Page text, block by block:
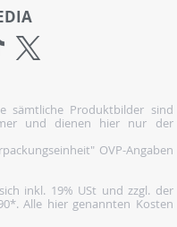
sämtliche Produktbilder sind
und dienen hier nur der
OVP-Angaben
inkl. 19% USt und zzgl. der
Alle hier genannten Kosten